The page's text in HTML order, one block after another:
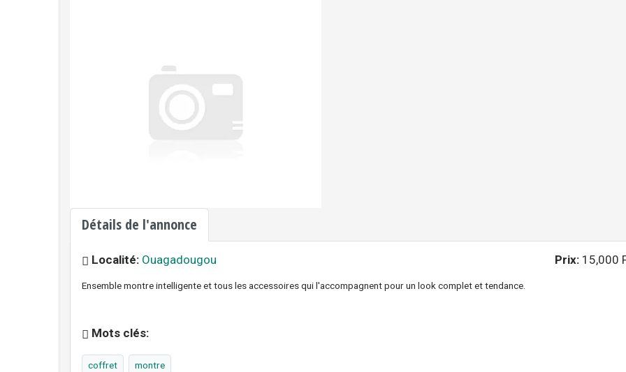
Détails de l'annonce
Localité: Ouagadougou Prix: 15,000
Ensemble montre intelligente et tous les accessoires qui l'accompagnent pour un look complet et tendance.
Mots clés:
coffret montre